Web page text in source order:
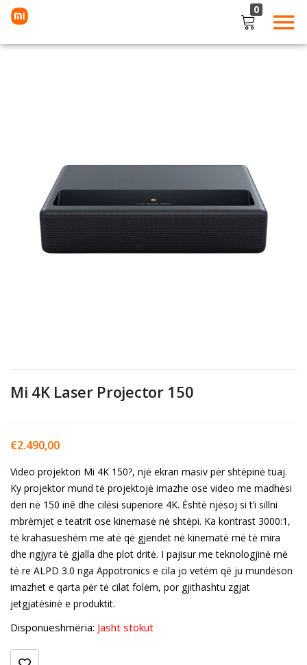
0
Remember me Lost password?
Mi 4K Laser Projector 150
€2.490,00
Video projektori Mi 4K 150?, njė ekran masiv pėr shtėpinė tuaj.
Ky projektor mund tė projektojė imazhe ose video me madhėsi
deri nė 150 inē dhe cilėsi superiore 4K. Ėshtė njėsoj si t’i sillni
mbrėmjet e teatrit ose kinemasė nė shtėpi. Ka kontrast 3000:1,
tė krahasueshėm me atė qė gjendet nė kinematė mė tė mira
dhe ngjyra tė gjalla dhe plot dritė. I pajisur me teknologjinė mė
tė re ALPD 3.0 nga Appotronics e cila jo vetėm qė ju mundėson
imazhet e qarta pėr tė cilat folėm, por gjithashtu zgjat
jetgjatėsinė e produktit.
Disponueshmëria: Jasht stokut